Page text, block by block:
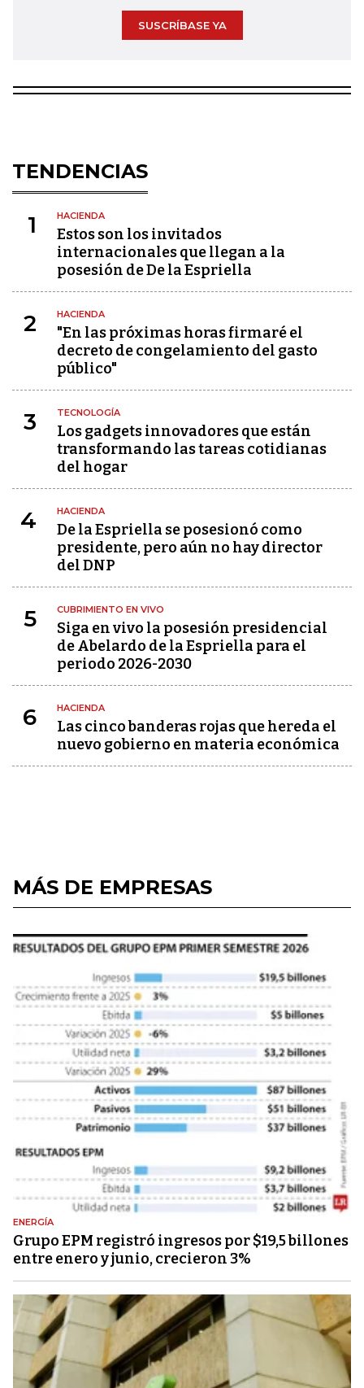
SUSCRÍBASE YA
TENDENCIAS
1 HACIENDA
Estos son los invitados
internacionales que llegan a la
posesión de De la Espriella
2 HACIENDA
"En las próximas horas firmaré el
decreto de congelamiento del gasto
público"
3 TECNOLOGÍA
Los gadgets innovadores que están
transformando las tareas cotidianas
del hogar
4 HACIENDA
De la Espriella se posesionó como
presidente, pero aún no hay director
del DNP
5 CUBRIMIENTO EN VIVO
Siga en vivo la posesión presidencial
de Abelardo de la Espriella para el
periodo 2026-2030
6 HACIENDA
Las cinco banderas rojas que hereda el
nuevo gobierno en materia económica
MÁS DE EMPRESAS
ENERGÍA
Grupo EPM registró ingresos por $19,5 billones
entre enero y junio, crecieron 3%